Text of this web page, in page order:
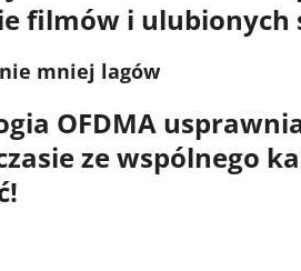
filmów i ulubionych
mniej lagów
OFDMA
ze wspólnego